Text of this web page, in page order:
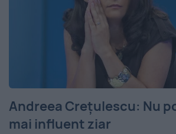
Andreea Crețulescu: Nu
mai influent ziar